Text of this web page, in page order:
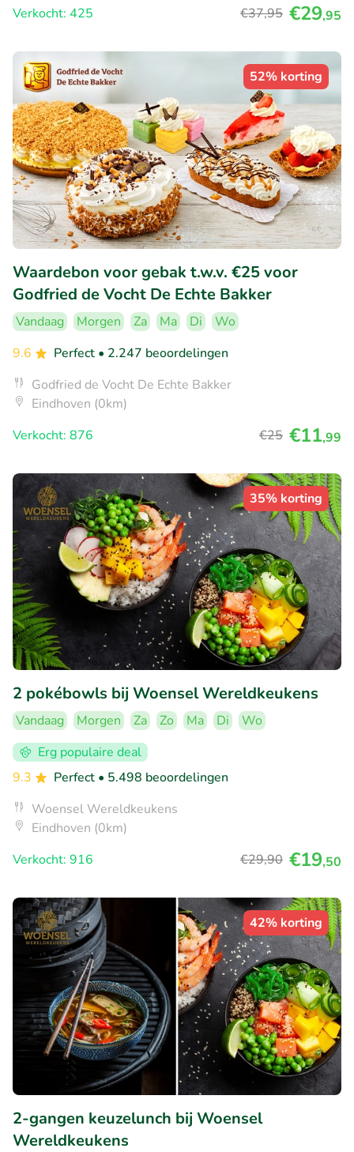
Verkocht: 425
€37,95 €29,95
52% korting
Waardebon voor gebak t.w.v. €25 voor
Godfried de Vocht De Echte Bakker
Vandaag Morgen Za Ma Di
Wo
9.6
Perfect • 2.247 beoordelingen
Godfried de Vocht De Echte Bakker
Eindhoven (0km)
Verkocht: 876
€25 €11,99
35% korting
2 pokébowls bij Woensel Wereldkeukens
Vandaag Morgen Za Zo Ma Di
Wo
Erg populaire deal
9.3
Perfect • 5.498 beoordelingen
Woensel Wereldkeukens
Eindhoven (0km)
Verkocht: 916
€29,90 €19,50
42% korting
2-gangen keuzelunch bij Woensel
Wereldkeukens